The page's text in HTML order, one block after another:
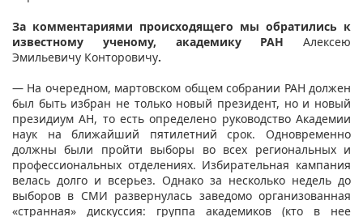
За комментариями происходящего мы обратились к
известному ученому, академику РАН Алексею
Эмильевичу Конторовичу.
— На очередном, мартовском общем собрании РАН должен
был быть избран не только новый президент, но и новый
президиум АН, то есть определено руководство Академии
наук на ближайший пятилетний срок. Одновременно
должны были пройти выборы во всех региональных и
профессиональных отделениях. Избирательная кампания
велась долго и всерьез. Однако за несколько недель до
выборов в СМИ развернулась заведомо организованная
«странная» дискуссия: группа академиков (кто в нее